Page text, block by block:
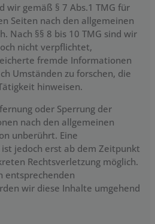
wir gemäß § 7 Abs.1 TMG für
Seiten nach den allgemeinen
Nach §§ 8 bis 10 TMG sind wir
nicht verpflichtet,
fremde Informationen
Umständen zu forschen, die
hinweisen.
oder Sperrung der
nach den allgemeinen
unberührt. Eine
jedoch erst ab dem Zeitpunkt
Rechtsverletzung möglich.
entsprechenden
wir diese Inhalte umgehend